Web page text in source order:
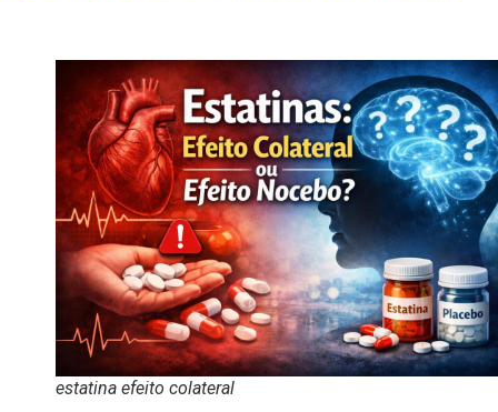
estatina efeito colateral